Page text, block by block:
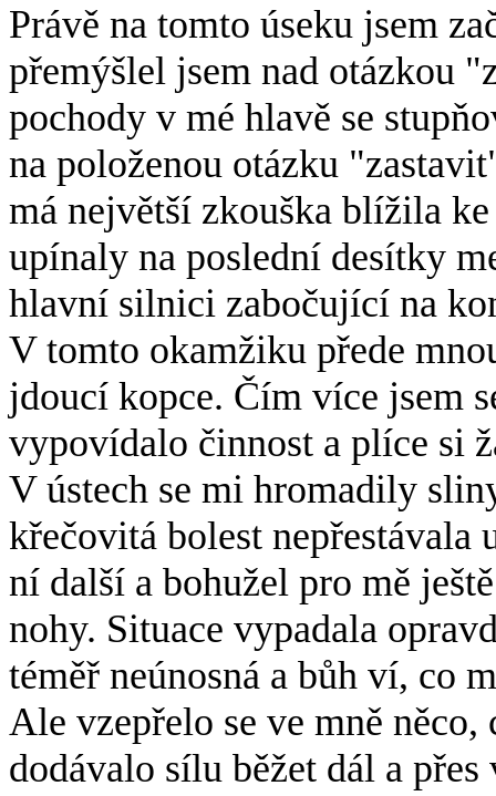
Právě na tomto úseku jsem
přemýšlel jsem nad otázkou
pochody v mé hlavě se
na položenou otázku
má největší zkouška blížila
upínaly na poslední desítky
hlavní silnici zabočující na
V tomto okamžiku přede
jdoucí kopce. Čím více jsem
vypovídalo činnost a plíce si
V ústech se mi hromadily
křečovitá bolest nepřestávala
ní další a bohužel pro mě
nohy. Situace vypadala
téměř neúnosná a bůh ví, co
Ale vzepřelo se ve mně
dodávalo sílu běžet dál a